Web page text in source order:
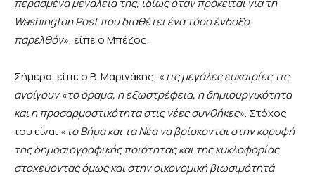
Washington Post που διαθέτει ένα τόσο ένδοξο
παρελθόν», είπε ο Μπέζος.
Σήμερα, είπε ο Β. Μαρινάκης, «τις μεγάλες ευκαιρίες τις
ανοίγουν «το όραμα, η εξωστρέφεια, η δημιουργικότητα
και η προσαρμοστικότητα στις νέες συνθήκες». Στόχος
του είναι «το Βήμα και τα Νέα να βρίσκονται στην κορυφή
της δημοσιογραφικής ποιότητας και της κυκλοφορίας
στοχεύοντας όμως και στην οικονομική βιωσιμότητά